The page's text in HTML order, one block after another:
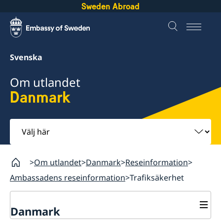
Sweden Abroad
Svenska
Om utlandet
Danmark
Välj
här
Om utlandet Danmark Reseinformation
Ambassadens reseinformation Trafiksäkerhet
Danmark